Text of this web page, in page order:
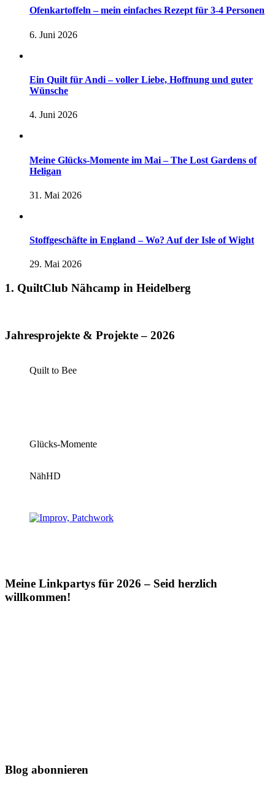
Ofenkartoffeln – mein einfaches Rezept für 3-4 Personen
6. Juni 2026
Ein Quilt für Andi – voller Liebe, Hoffnung und guter
Wünsche
4. Juni 2026
Meine Glücks-Momente im Mai – The Lost Gardens of
Heligan
31. Mai 2026
Stoffgeschäfte in England – Wo? Auf der Isle of Wight
29. Mai 2026
1. QuiltClub Nähcamp in Heidelberg
Jahresprojekte & Projekte – 2026
Quilt to Bee
Glücks-Momente
NähHD
Meine Linkpartys für 2026 – Seid herzlich
willkommen!
Blog abonnieren